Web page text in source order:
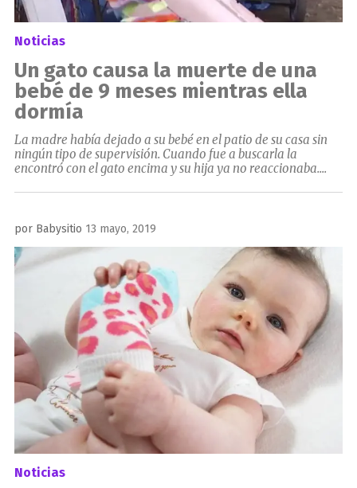
Noticias
Un gato causa la muerte de una
bebé de 9 meses mientras ella
dormía
La madre había dejado a su bebé en el patio de su casa sin
ningún tipo de supervisión. Cuando fue a buscarla la
encontró con el gato encima y su hija ya no reaccionaba....
por Babysitio Publicado
el
13 mayo, 2019
Noticias